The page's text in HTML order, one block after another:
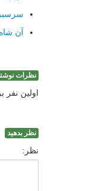
آن
نظرات
اولین نفر
نظر بدهید
نظر: